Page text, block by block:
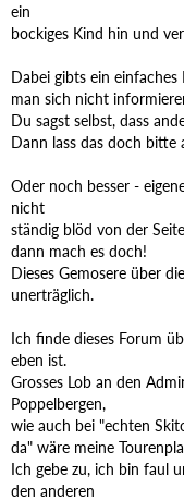
ein
bockiges Kind hin und
Dabei gibts ein
man sich nicht
Du sagst selbst, dass
Dann lass das doch bitte
Oder noch besser -
nicht
ständig blöd von der
dann mach es doch!
Dieses Gemosere über
unerträglich.
Ich finde dieses Forum
eben ist.
Grosses Lob an den
Poppelbergen,
wie auch bei "echten
da" wäre meine
Ich gebe zu, ich bin faul
den anderen